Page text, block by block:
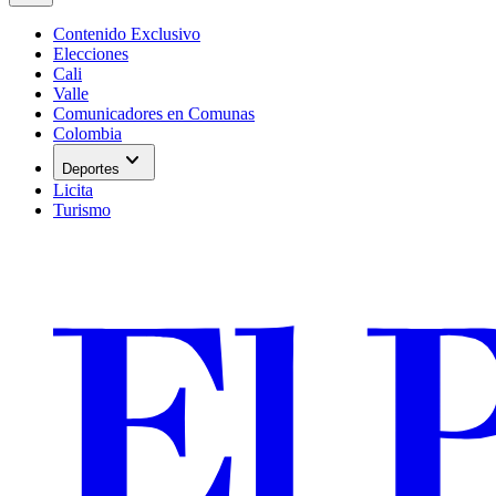
Contenido Exclusivo
Elecciones
Cali
Valle
Comunicadores en Comunas
Colombia
Deportes expand_more
Licita
Turismo